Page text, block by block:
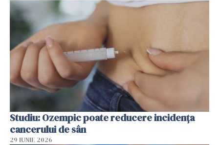
Studiu: Ozempic poate reducere incidența
cancerului de sân
29 IUNIE 2026